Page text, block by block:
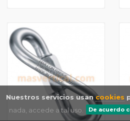
Nuestros servicios usancookies
nada, accede a tal uso.
De acuerdo